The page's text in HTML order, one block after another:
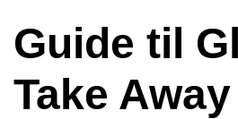
Guide til
Take